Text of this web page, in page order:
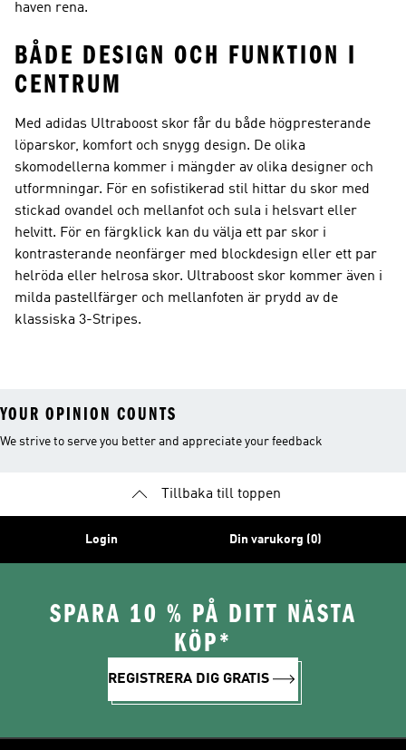
haven rena.
BÅDE DESIGN OCH FUNKTION I
CENTRUM
Med adidas Ultraboost skor får du både högpresterande
löparskor, komfort och snygg design. De olika
skomodellerna kommer i mängder av olika designer och
utformningar. För en sofistikerad stil hittar du skor med
stickad ovandel och mellanfot och sula i helsvart eller
helvitt. För en färgklick kan du välja ett par skor i
kontrasterande neonfärger med blockdesign eller ett par
helröda eller helrosa skor. Ultraboost skor kommer även i
milda pastellfärger och mellanfoten är prydd av de
klassiska 3-Stripes.
YOUR OPINION COUNTS
We strive to serve you better and appreciate your feedback
Tillbaka till toppen
Login Din varukorg (0)
SPARA 10 % PÅ DITT NÄSTA
KÖP*
REGISTRERA DIG GRATIS